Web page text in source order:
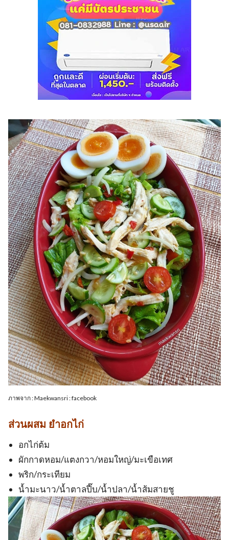
ภาพจาก : Maekwansri : facebook
ส่วนผสม ยำอกไก่
อกไก่ต้ม
ผักกาดหอม/แตงกวา/หอมใหญ่/มะเขือเทศ
พริก/กระเทียม
น้ำมะนาว/น้ำตาลปี๊บ/น้ำปลา/น้ำส้มสายชู